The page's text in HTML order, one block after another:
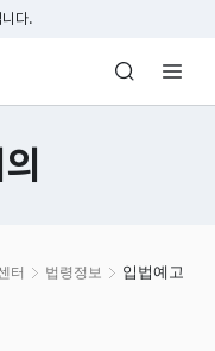
가기
다.
Korea Media
터 법령정보 입법예고